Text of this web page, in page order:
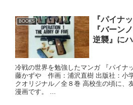
BOOKS
『パイナ
『バーン
逆襲』に
冷戦の世界を勉強したマンガ 『パイ
藤かずや 作画：浦沢直樹 出版社：小
クオリジナル／全８巻 高校生の頃に、
漫画です。 ...